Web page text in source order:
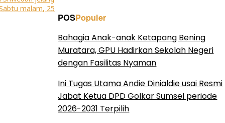
POSPopuler
Bahagia Anak-anak Ketapang Bening
Muratara, GPU Hadirkan Sekolah Negeri
dengan Fasilitas Nyaman
Ini Tugas Utama Andie Dinialdie usai Resmi
Jabat Ketua DPD Golkar Sumsel periode
2026-2031 Terpilih